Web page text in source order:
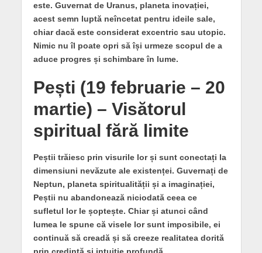
este. Guvernat de Uranus, planeta inovației,
acest semn luptă neîncetat pentru ideile sale,
chiar dacă este considerat excentric sau utopic.
Nimic nu îl poate opri să își urmeze scopul de a
aduce progres și schimbare în lume.
Pești (19 februarie – 20
martie) – Visătorul
spiritual fără limite
Peștii trăiesc prin visurile lor și sunt conectați la
dimensiuni nevăzute ale existenței. Guvernați de
Neptun, planeta spiritualității și a imaginației,
Peștii nu abandonează niciodată ceea ce
sufletul lor le șoptește. Chiar și atunci când
lumea le spune că visele lor sunt imposibile, ei
continuă să creadă și să creeze realitatea dorită